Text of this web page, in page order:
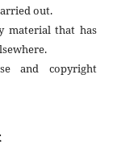
out.
material that has
and copyright